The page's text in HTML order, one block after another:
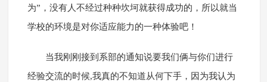
为”，没有人不经过种种坎坷就获得成功的，所以就当
学校的环境是对你适应能力的一种体验吧！
当我刚刚接到系部的通知说要我们俩与你们进行
经验交流的时候,我真的不知道从何下手，因为我认为